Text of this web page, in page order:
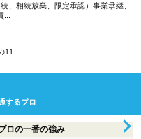
、相続放棄、限定承認）事業承継、
11
するプロ
ロの一番の強み